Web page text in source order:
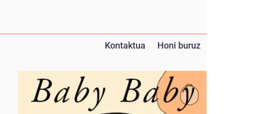
Kontaktua Honi buruz